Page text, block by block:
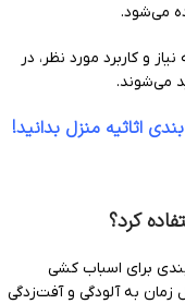
می‌شود.
و کاربرد مورد نظر، در
می‌شوند.
اثاثیه منزل بدانید!
کرد؟
برای اسباب کشی
به آلودگی و آفت‌زدگی